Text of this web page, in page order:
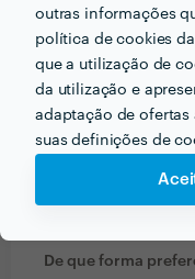
outras informações
política de cookies
que a utilização de
da utilização e
adaptação de ofertas
suas definições de
com profissionais?
pretende, para
final que melhor
Músicos e algumas
De que forma